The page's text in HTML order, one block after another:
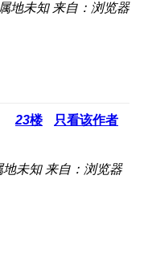
属地未知 来自：浏览器
23楼 只看该作者
地未知 来自：浏览器